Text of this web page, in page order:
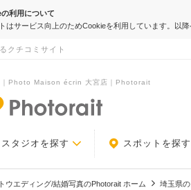
利用について
はサービス向上のためCookieを利用しています。以
クチコミサイト
｜Photo Maison écrin 大宮店｜Photorait
スタジオを探す スポットを探す
ウエディング/結婚写真のPhotorait ホーム 埼玉県